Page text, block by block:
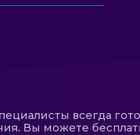
всегда
Вы можете